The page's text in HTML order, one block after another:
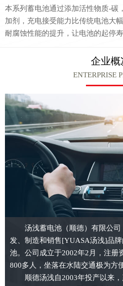
本系列蓄电池通过添加活性物质-碳
加剂，充电接受能力比传统电池大
耐腐蚀性能的提升，让电池的起停
企业概
ENTERPRISE
汤浅蓄电池（顺德）有限公
发、制造和销售[YUASA汤浅]品
池。公司成立于2002年2月，注册
800多人，坐落在水陆交通极为方
顺德汤浅自2003年投产以来